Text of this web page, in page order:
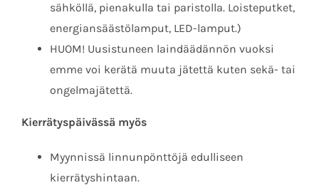
sähköllä, pienakulla tai paristolla. Loisteputket,
energiansäästölamput, LED-lamput.)
HUOM! Uusistuneen laindäädännön vuoksi
emme voi kerätä muuta jätettä kuten sekä- tai
ongelmajätettä.
Kierrätyspäivässä myös
Myynnissä linnunpönttöjä edulliseen
kierrätyshintaan.